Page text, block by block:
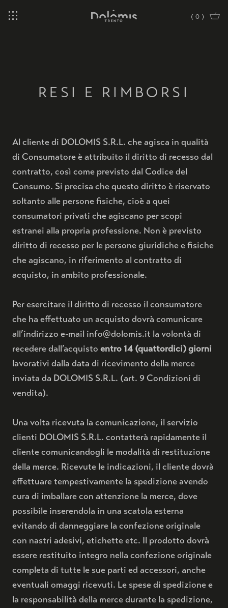
( 0 )
RESI E RIMBORSI
Al cliente di DOLOMIS S.R.L. che agisca in qualità
di Consumatore è attribuito il diritto di recesso dal
contratto, così come previsto dal Codice del
Consumo. Si precisa che questo diritto è riservato
soltanto alle persone fisiche, cioè a quei
consumatori privati che agiscano per scopi
estranei alla propria professione. Non è previsto
diritto di recesso per le persone giuridiche e fisiche
che agiscano, in riferimento al contratto di
acquisto, in ambito professionale.
Per esercitare il diritto di recesso il consumatore
che ha effettuato un acquisto dovrà comunicare
all’indirizzo e-mail info@dolomis.it la volontà di
recedere dall’acquisto entro 14 (quattordici) giorni
lavorativi dalla data di ricevimento della merce
inviata da DOLOMIS S.R.L. (art. 9 Condizioni di
vendita).
Una volta ricevuta la comunicazione, il servizio
clienti DOLOMIS S.R.L. contatterà rapidamente il
cliente comunicandogli le modalità di restituzione
della merce. Ricevute le indicazioni, il cliente dovrà
effettuare tempestivamente la spedizione avendo
cura di imballare con attenzione la merce, dove
possibile inserendola in una scatola esterna
evitando di danneggiare la confezione originale
con nastri adesivi, etichette etc. Il prodotto dovrà
essere restituito integro nella confezione originale
completa di tutte le sue parti ed accessori, anche
eventuali omaggi ricevuti. Le spese di spedizione e
la responsabilità della merce durante la spedizione,